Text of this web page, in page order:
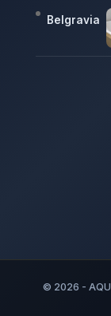
Belgravia
© 2026 -